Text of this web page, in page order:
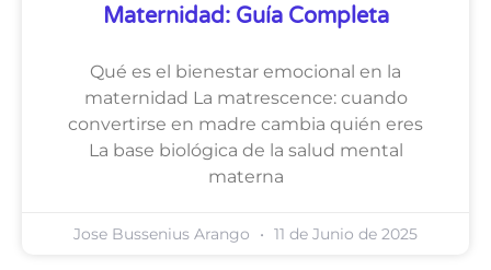
Maternidad: Guía Completa
Qué es el bienestar emocional en la
maternidad La matrescence: cuando
convertirse en madre cambia quién eres
La base biológica de la salud mental
materna
Jose Bussenius Arango 11 de Junio de 2025